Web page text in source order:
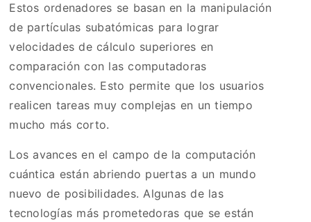
Estos ordenadores se basan en la manipulación
de partículas subatómicas para lograr
velocidades de cálculo superiores en
comparación con las computadoras
convencionales. Esto permite que los usuarios
realicen tareas muy complejas en un tiempo
mucho más corto.
Los avances en el campo de la computación
cuántica están abriendo puertas a un mundo
nuevo de posibilidades. Algunas de las
tecnologías más prometedoras que se están